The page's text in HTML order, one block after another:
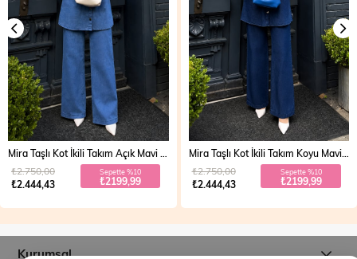
₺2.444,43
₺2.750,00 Sepette %10
₺2199,99
Mira Taşlı Kot İkili Takım Koyu Mavi 19286
₺2.444,43
₺2.750,00 Sepette %10
₺2199,99
Kurumsal